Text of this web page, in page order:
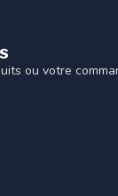
ou votre